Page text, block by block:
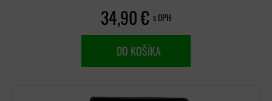
34,90 € s DPH
DO KOŠÍKA